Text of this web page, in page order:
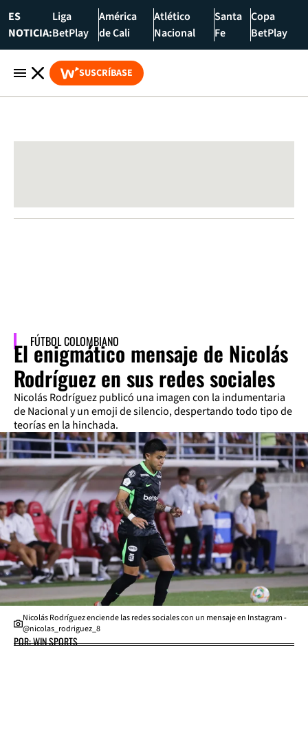
ES
NOTICIA:
Liga
BetPlay
América
de Cali
Atlético
Nacional
Santa
Fe
Copa
BetPlay
SUSCRÍBASE
FÚTBOL COLOMBIANO
El enigmático mensaje de Nicolás
Rodríguez en sus redes sociales
Nicolás Rodríguez publicó una imagen con la indumentaria
de Nacional y un emoji de silencio, despertando todo tipo de
teorías en la hinchada.
Nicolás Rodríguez enciende las redes sociales con un mensaje en Instagram -
@nicolas_rodriguez_8
POR: WIN SPORTS